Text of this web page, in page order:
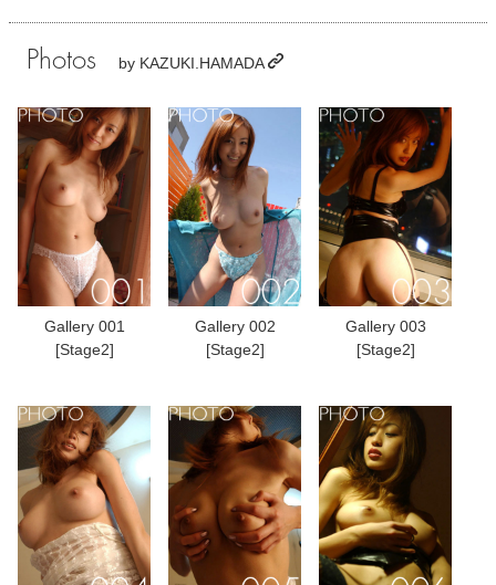
Photos by KAZUKI.HAMADA
Gallery 001
[Stage2]
Gallery 002
[Stage2]
Gallery 003
[Stage2]